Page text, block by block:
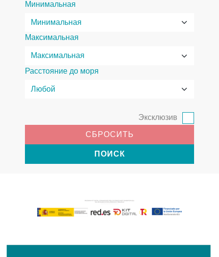
Минимальная
Максимальная
Расстояние до моря
Эксклюзив
СБРОСИТЬ
ПОИСК